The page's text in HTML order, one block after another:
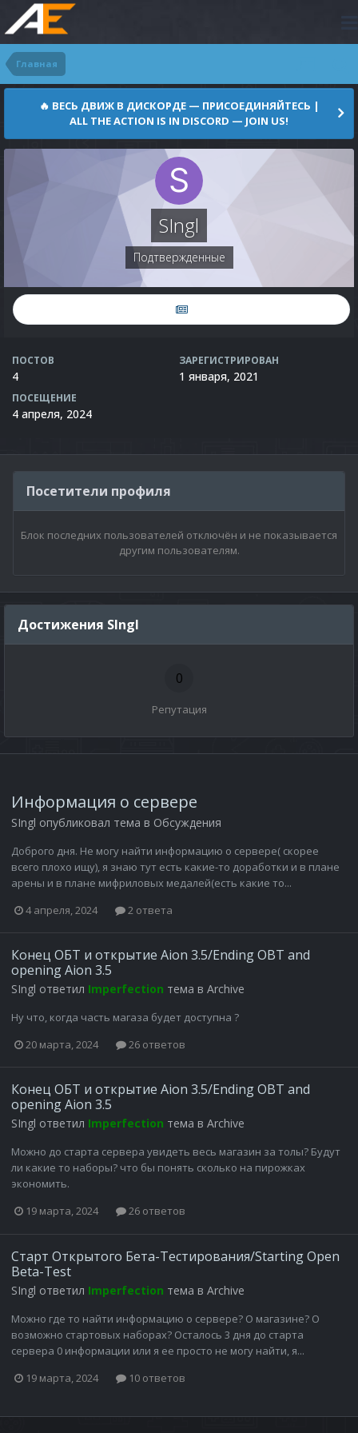
Главная
🔥 ВЕСЬ ДВИЖ В ДИСКОРДЕ — ПРИСОЕДИНЯЙТЕСЬ |
ALL THE ACTION IS IN DISCORD — JOIN US!
SIngl
Подтвержденные
ПОСТОВ
4
ЗАРЕГИСТРИРОВАН
1 января, 2021
ПОСЕЩЕНИЕ
4 апреля, 2024
Посетители профиля
Блок последних пользователей отключён и не показывается
другим пользователям.
Достижения SIngl
0
Репутация
Информация о сервере
SIngl опубликовал тема в Обсуждения
Доброго дня. Не могу найти информацию о сервере( скорее
всего плохо ищу), я знаю тут есть какие-то доработки и в плане
арены и в плане мифриловых медалей(есть какие то...
4 апреля, 2024
2 ответа
Конец ОБТ и открытие Aion 3.5/Ending OBT and
opening Aion 3.5
SIngl ответил Imperfection тема в Archive
Ну что, когда часть магаза будет доступна ?
20 марта, 2024
26 ответов
Конец ОБТ и открытие Aion 3.5/Ending OBT and
opening Aion 3.5
SIngl ответил Imperfection тема в Archive
Можно до старта сервера увидеть весь магазин за толы? Будут
ли какие то наборы? что бы понять сколько на пирожках
экономить.
19 марта, 2024
26 ответов
Старт Открытого Бета-Тестирования/Starting Open
Beta-Test
SIngl ответил Imperfection тема в Archive
Можно где то найти информацию о сервере? О магазине? О
возможно стартовых наборах? Осталось 3 дня до старта
сервера 0 информации или я ее просто не могу найти, я...
19 марта, 2024
10 ответов